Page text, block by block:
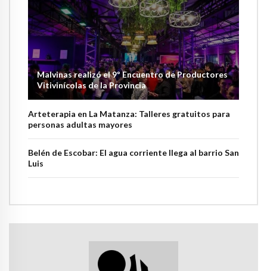
Malvinas realizó el 9º Encuentro de Productores
Vitivinícolas de la Provincia
Arteterapia en La Matanza: Talleres gratuitos para
personas adultas mayores
Belén de Escobar: El agua corriente llega al barrio San
Luis